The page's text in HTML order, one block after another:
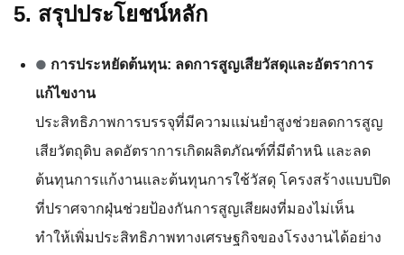
5. สรุปประโยชน์หลัก
● การประหยัดต้นทุน: ลดการสูญเสียวัสดุและอัตราการ
แก้ไขงาน
ประสิทธิภาพการบรรจุที่มีความแม่นยำสูงช่วยลดการสูญ
เสียวัตถุดิบ ลดอัตราการเกิดผลิตภัณฑ์ที่มีตำหนิ และลด
ต้นทุนการแก้งานและต้นทุนการใช้วัสดุ โครงสร้างแบบปิด
ที่ปราศจากฝุ่นช่วยป้องกันการสูญเสียผงที่มองไม่เห็น
ทำให้เพิ่มประสิทธิภาพทางเศรษฐกิจของโรงงานได้อย่าง